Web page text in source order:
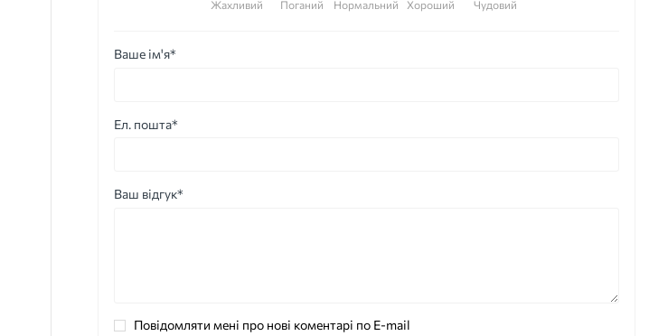
Чудовий
Хороший
Нормальний
Поганий
Жахливий
Ваше ім'я*
Ел. пошта*
Ваш відгук*
Повідомляти мені про нові коментарі по E-mail